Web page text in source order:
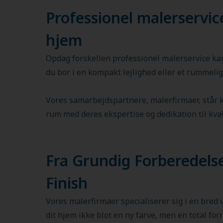
Professionel
hjem
Opdag forskellen professionel malerservice
du bor i en kompakt lejlighed eller et
Vores samarbejdspartnere, malerfirmaer,
rum med deres ekspertise og dedikation til
Fra Grundig
Finish
Vores malerfirmaer specialiserer sig i en bred
dit hjem ikke blot en ny farve, men en total